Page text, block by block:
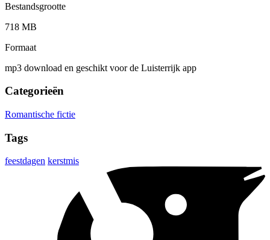
Bestandsgrootte
718 MB
Formaat
mp3 download en geschikt voor de Luisterrijk app
Categorieën
Romantische fictie
Tags
feestdagen kerstmis